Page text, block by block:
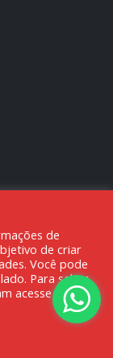
-
de
de criar
Você pode
Para saber
acesse a